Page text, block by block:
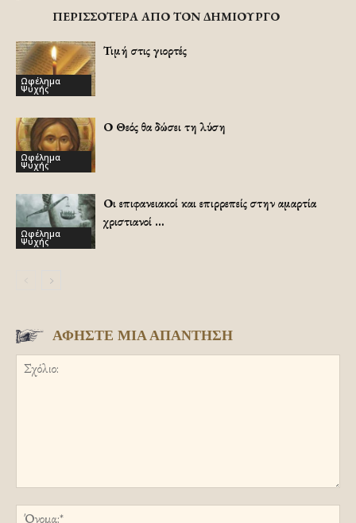
ΠΕΡΙΣΣΟΤΕΡΑ ΑΠΟ ΤΟΝ ΔΗΜΙΟΥΡΓΟ
Ωφέλημα
Ψυχής
Τιμή στις γιορτές
Ωφέλημα
Ψυχής
Ο Θεός θα δώσει τη λύση
Ωφέλημα
Ψυχής
Οι επιφανειακοί και επιρρεπείς στην αμαρτία
χριστιανοί …
ΑΦΗΣΤΕ ΜΙΑ ΑΠΑΝΤΗΣΗ